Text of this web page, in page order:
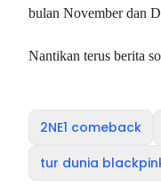
bulan November dan
Nantikan terus berita
2NE1 comeback
tur dunia